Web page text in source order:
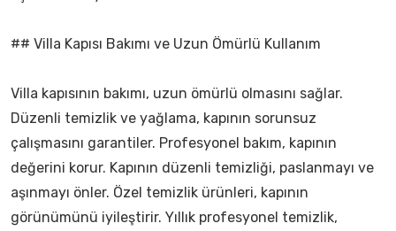
## Villa Kapısı Bakımı ve Uzun Ömürlü Kullanım
Villa kapısının bakımı, uzun ömürlü olmasını sağlar.
Düzenli temizlik ve yağlama, kapının sorunsuz
çalışmasını garantiler. Profesyonel bakım, kapının
değerini korur. Kapının düzenli temizliği, paslanmayı ve
aşınmayı önler. Özel temizlik ürünleri, kapının
görünümünü iyileştirir. Yıllık profesyonel temizlik,